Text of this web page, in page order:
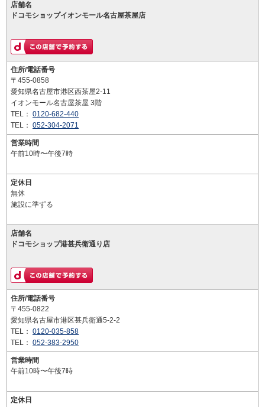
店舗名
ドコモショップイオンモール名古屋茶屋店
住所/電話番号
〒455-0858
愛知県名古屋市港区西茶屋2-11
イオンモール名古屋茶屋 3階
TEL： 0120-682-440
TEL： 052-304-2071
営業時間
午前10時〜午後7時
定休日
無休
施設に準ずる
店舗名
ドコモショップ港甚兵衛通り店
住所/電話番号
〒455-0822
愛知県名古屋市港区甚兵衛通5-2-2
TEL： 0120-035-858
TEL： 052-383-2950
営業時間
午前10時〜午後7時
定休日